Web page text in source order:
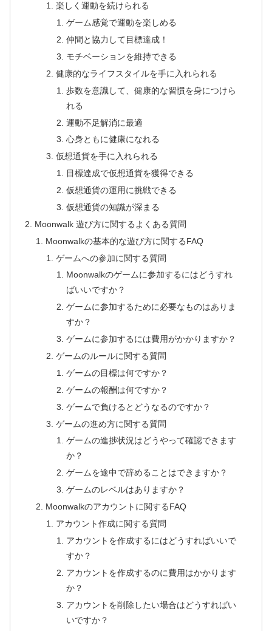
楽しく運動を続けられる
ゲーム感覚で運動を楽しめる
仲間と協力して目標達成！
モチベーションを維持できる
健康的なライフスタイルを手に入れられる
歩数を意識して、健康的な習慣を身につけら
れる
運動不足解消に最適
心身ともに健康になれる
仮想通貨を手に入れられる
目標達成で仮想通貨を獲得できる
仮想通貨の運用に挑戦できる
仮想通貨の知識が深まる
Moonwalk 遊び方に関するよくある質問
Moonwalkの基本的な遊び方に関するFAQ
ゲームへの参加に関する質問
Moonwalkのゲームに参加するにはどうすれ
ばいいですか？
ゲームに参加するために必要なものはありま
すか？
ゲームに参加するには費用がかかりますか？
ゲームのルールに関する質問
ゲームの目標は何ですか？
ゲームの報酬は何ですか？
ゲームで負けるとどうなるのですか？
ゲームの進め方に関する質問
ゲームの進捗状況はどうやって確認できます
か？
ゲームを途中で辞めることはできますか？
ゲームのレベルはありますか？
Moonwalkのアカウントに関するFAQ
アカウント作成に関する質問
アカウントを作成するにはどうすればいいで
すか？
アカウントを作成するのに費用はかかります
か？
アカウントを削除したい場合はどうすればい
いですか？